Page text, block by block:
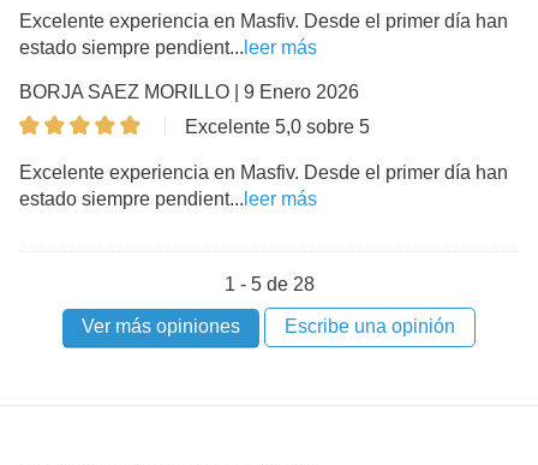
Excelente experiencia en Masfiv. Desde el primer día han
estado siempre pendient... leer más
BORJA SAEZ MORILLO | 9 Enero 2026
Excelente 5,0 sobre 5
Excelente experiencia en Masfiv. Desde el primer día han
estado siempre pendient... leer más
1 - 5 de 28
Ver más opiniones Escribe una opinión